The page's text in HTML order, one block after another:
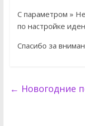
С параметром »
по настройке
Спасибо за
← Новогодние